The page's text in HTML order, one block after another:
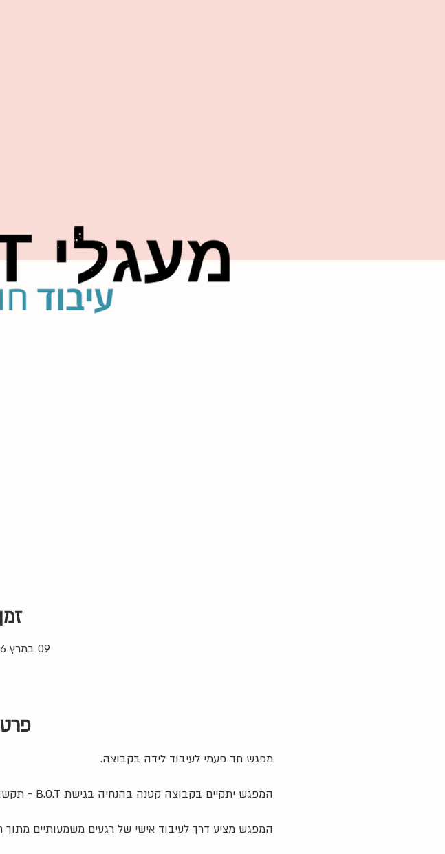
09 במרץ 2026, 9:00 – 12:30
מפגש חד פעמי לעיבוד לידה בקבוצה.
המפגש יתקיים בקבוצה קטנה בהנחיה בגישת B.O.T - תקשורת בשדה הלידה.
המפגש מציע דרך לעיבוד אישי של רגעים משמעותיים